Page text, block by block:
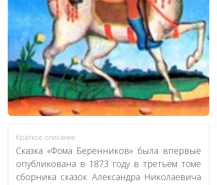
Краткое описание
Сказка «Фома Беренников» была впервые
опубликована в 1873 году в третьем томе
сборника сказок Александра Николаевича